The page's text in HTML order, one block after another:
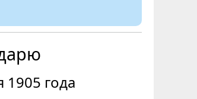
года